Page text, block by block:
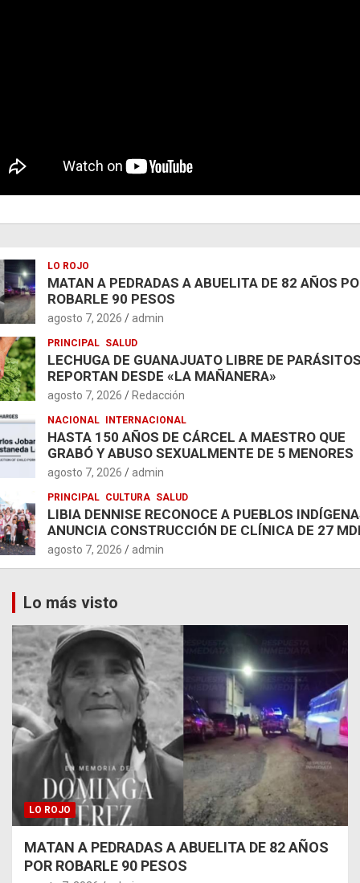
LO ROJO
MATAN A PEDRADAS A ABUELITA DE 82 AÑOS
ROBARLE 90 PESOS
agosto 7, 2026 admin
PRINCIPAL SALUD
LECHUGA DE GUANAJUATO LIBRE DE
REPORTAN DESDE «LA MAÑANERA»
agosto 7, 2026 Redacción
NACIONAL INTERNACIONAL
HASTA 150 AÑOS DE CÁRCEL A MAESTRO QUE
GRABÓ Y ABUSO SEXUALMENTE DE 5 MENORES
agosto 7, 2026 admin
PRINCIPAL CULTURA SALUD
LIBIA DENNISE RECONOCE A PUEBLOS
ANUNCIA CONSTRUCCIÓN DE CLÍNICA DE 27
agosto 7, 2026 admin
Lo más visto
LO ROJO
MATAN A PEDRADAS A ABUELITA DE 82 AÑOS
POR ROBARLE 90 PESOS